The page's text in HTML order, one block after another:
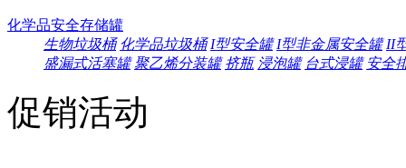
化学品安全存储罐
生物垃圾桶 化学品垃圾桶 I型安全罐 I型非金属安全罐 II
盛漏式活塞罐 聚乙烯分装罐 挤瓶 浸泡罐 台式浸罐 安全
促销活动